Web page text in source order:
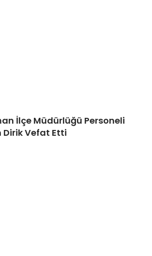
İlçe Müdürlüğü Personeli
Dirik Vefat Etti